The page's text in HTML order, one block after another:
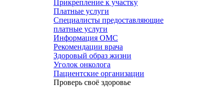
Прикрепление к участку
Платные услуги
Специалисты предоставляющие
платные услуги
Информация ОМС
Рекомендации врача
Здоровый образ жизни
Уголок онколога
Пациентские организации
Проверь своё здоровье